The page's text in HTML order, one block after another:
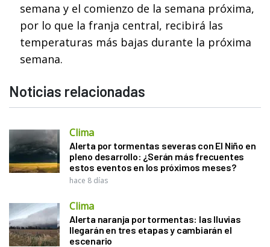
semana y el comienzo de la semana próxima,
por lo que la franja central, recibirá las
temperaturas más bajas durante la próxima
semana.
Noticias relacionadas
Clima
Alerta por tormentas severas con El Niño en
pleno desarrollo: ¿Serán más frecuentes
estos eventos en los próximos meses?
hace 8 días
Clima
Alerta naranja por tormentas: las lluvias
llegarán en tres etapas y cambiarán el
escenario